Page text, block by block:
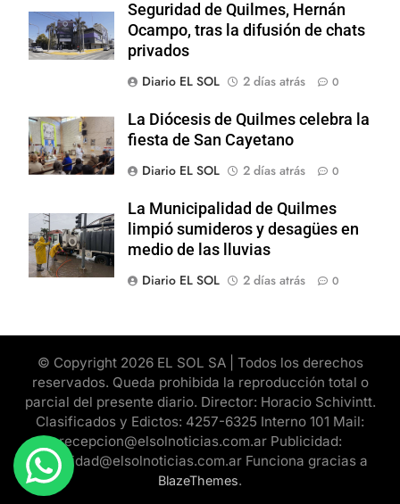
Seguridad de Quilmes, Hernán
Ocampo, tras la difusión de chats
privados
Diario EL SOL
2 días atrás 0
La Diócesis de Quilmes celebra la
fiesta de San Cayetano
Diario EL SOL
2 días atrás 0
La Municipalidad de Quilmes
limpió sumideros y desagües en
medio de las lluvias
Diario EL SOL
2 días atrás 0
© Copyright 2026 EL SOL SA | Todos los derechos
reservados. Queda prohibida la reproducción total o
parcial del presente diario. Director: Horacio Schivintt.
Clasificados y Edictos: 4257-6325 Interno 101 Mail:
recepcion@elsolnoticias.com.ar Publicidad:
publicidad@elsolnoticias.com.ar Funciona gracias a
BlazeThemes.